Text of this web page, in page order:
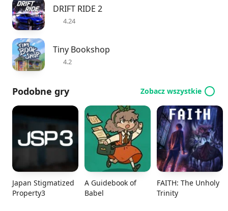
DRIFT RIDE 2
4.24
Tiny Bookshop
4.2
Podobne gry Zobacz wszystkie
Japan Stigmatized
Property3
A Guidebook of
Babel
FAITH: The Unholy
Trinity